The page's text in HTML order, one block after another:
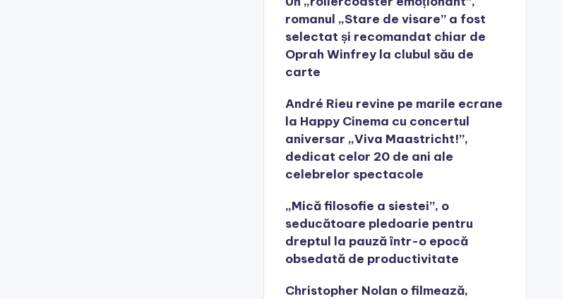
romanul „Stare de visare” a fost
selectat și recomandat chiar de
Oprah Winfrey la clubul său de
carte
André Rieu revine pe marile ecrane
la Happy Cinema cu concertul
aniversar „Viva Maastricht!”,
dedicat celor 20 de ani ale
celebrelor spectacole
„Mică filosofie a siestei”, o
seducătoare pledoarie pentru
dreptul la pauză într-o epocă
obsedată de productivitate
Christopher Nolan o filmează,